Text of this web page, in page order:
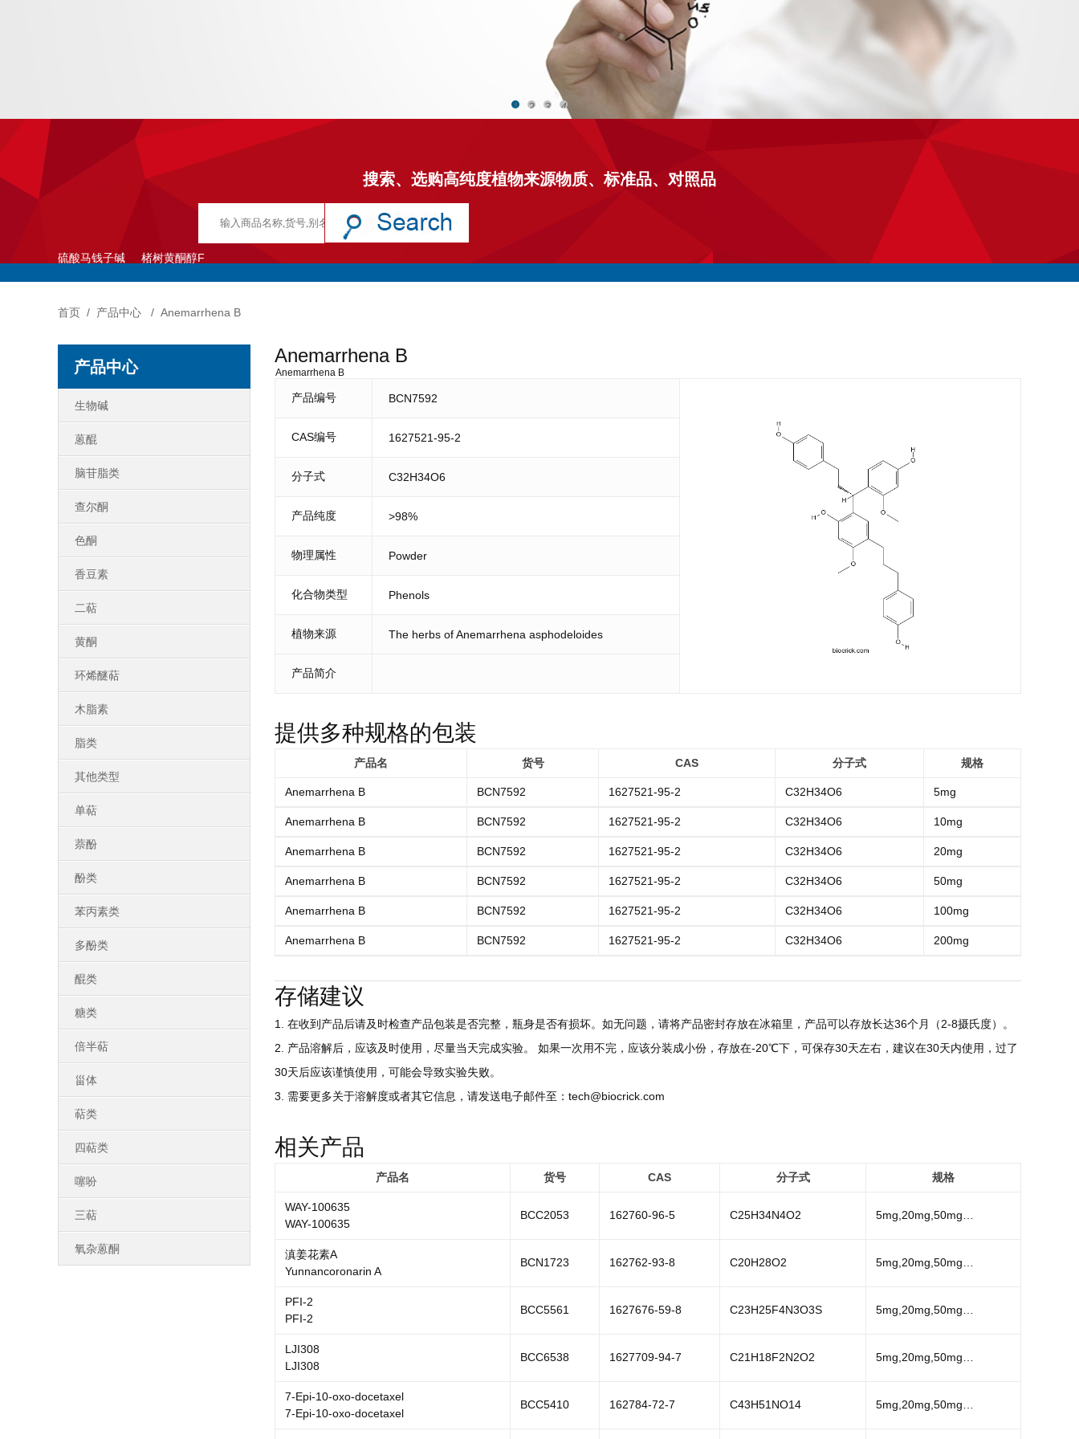
1 2 3 4
搜索、选购高纯度植物来源物质、标准品、对照品
硫酸马钱子碱 楮树黄酮醇F
首页 / 产品中心 / Anemarrhena B
产品中心
生物碱
蒽醌
脑苷脂类
查尔酮
色酮
香豆素
二萜
黄酮
环烯醚萜
木脂素
脂类
其他类型
单萜
萘酚
酚类
苯丙素类
多酚类
醌类
糖类
倍半萜
甾体
萜类
四萜类
噻吩
三萜
氧杂蒽酮
Anemarrhena B
Anemarrhena B
产品编号 BCN7592
CAS编号 1627521-95-2
分子式 C32H34O6
产品纯度 >98%
物理属性 Powder
化合物类型 Phenols
植物来源 The herbs of Anemarrhena asphodeloides
产品简介
提供多种规格的包装
产品名 货号 CAS 分子式 规格
Anemarrhena B BCN7592 1627521-95-2 C32H34O6 5mg
Anemarrhena B BCN7592 1627521-95-2 C32H34O6 10mg
Anemarrhena B BCN7592 1627521-95-2 C32H34O6 20mg
Anemarrhena B BCN7592 1627521-95-2 C32H34O6 50mg
Anemarrhena B BCN7592 1627521-95-2 C32H34O6 100mg
Anemarrhena B BCN7592 1627521-95-2 C32H34O6 200mg
存储建议
1. 在收到产品后请及时检查产品包装是否完整，瓶身是否有损坏。如无问题，请将产品密封存放在冰箱里，产品可以存放长达36个月（2-8摄氏度）。
2. 产品溶解后，应该及时使用，尽量当天完成实验。 如果一次用不完，应该分装成小份，存放在-20℃下，可保存30天左右，建议在30天内使用，过了
30天后应该谨慎使用，可能会导致实验失败。
3. 需要更多关于溶解度或者其它信息，请发送电子邮件至：tech@biocrick.com
相关产品
产品名 货号 CAS 分子式 规格
WAY-100635
WAY-100635
BCC2053 162760-96-5 C25H34N4O2 5mg,20mg,50mg…
滇姜花素A
Yunnancoronarin A
BCN1723 162762-93-8 C20H28O2 5mg,20mg,50mg…
PFI-2
PFI-2
BCC5561 1627676-59-8 C23H25F4N3O3S 5mg,20mg,50mg…
LJI308
LJI308
BCC6538 1627709-94-7 C21H18F2N2O2 5mg,20mg,50mg…
7-Epi-10-oxo-docetaxel
7-Epi-10-oxo-docetaxel
BCC5410 162784-72-7 C43H51NO14 5mg,20mg,50mg…